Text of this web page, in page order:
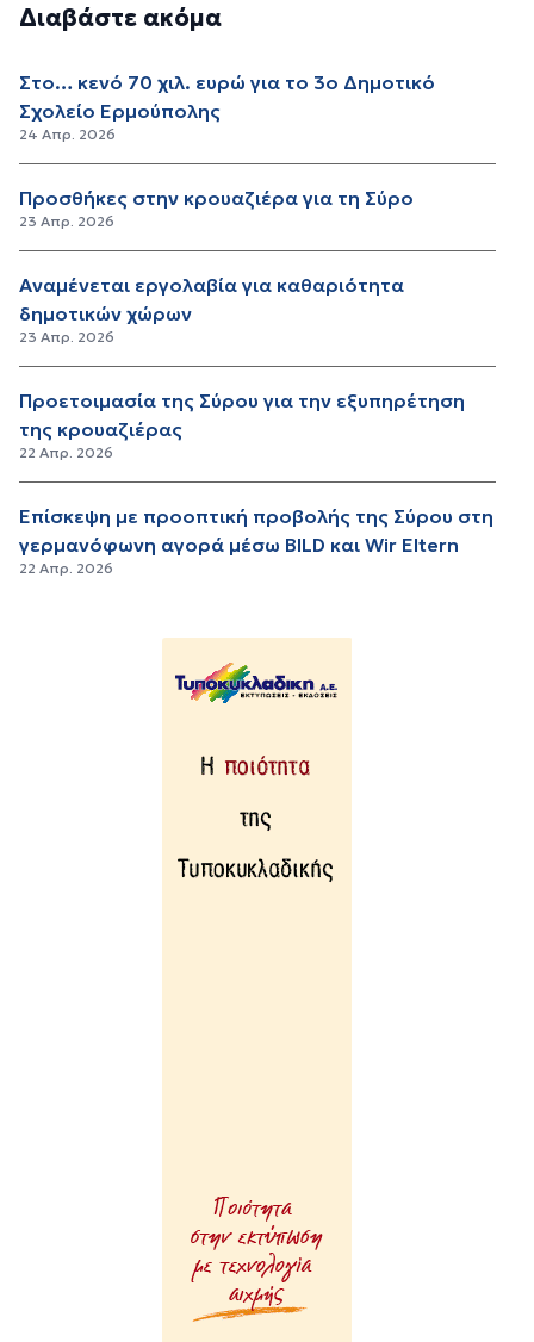
Διαβάστε ακόμα
Στο… κενό 70 χιλ. ευρώ για το 3ο Δημοτικό
Σχολείο Ερμούπολης
24 Απρ. 2026
Προσθήκες στην κρουαζιέρα για τη Σύρο
23 Απρ. 2026
Αναμένεται εργολαβία για καθαριότητα
δημοτικών χώρων
23 Απρ. 2026
Προετοιμασία της Σύρου για την εξυπηρέτηση
της κρουαζιέρας
22 Απρ. 2026
Επίσκεψη με προοπτική προβολής της Σύρου στη
γερμανόφωνη αγορά μέσω BILD και Wir Eltern
22 Απρ. 2026